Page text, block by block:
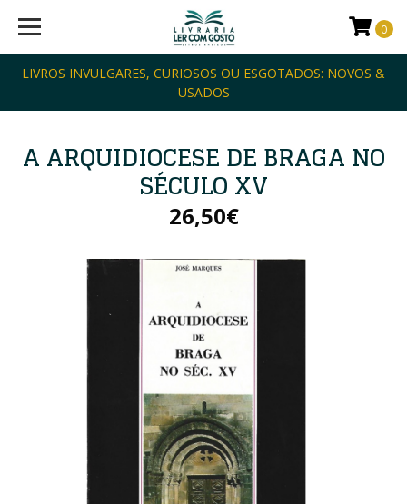
LIVROS INVULGARES, CURIOSOS OU ESGOTADOS: NOVOS &
USADOS
0
A ARQUIDIOCESE DE BRAGA NO
SÉCULO XV
26,50€